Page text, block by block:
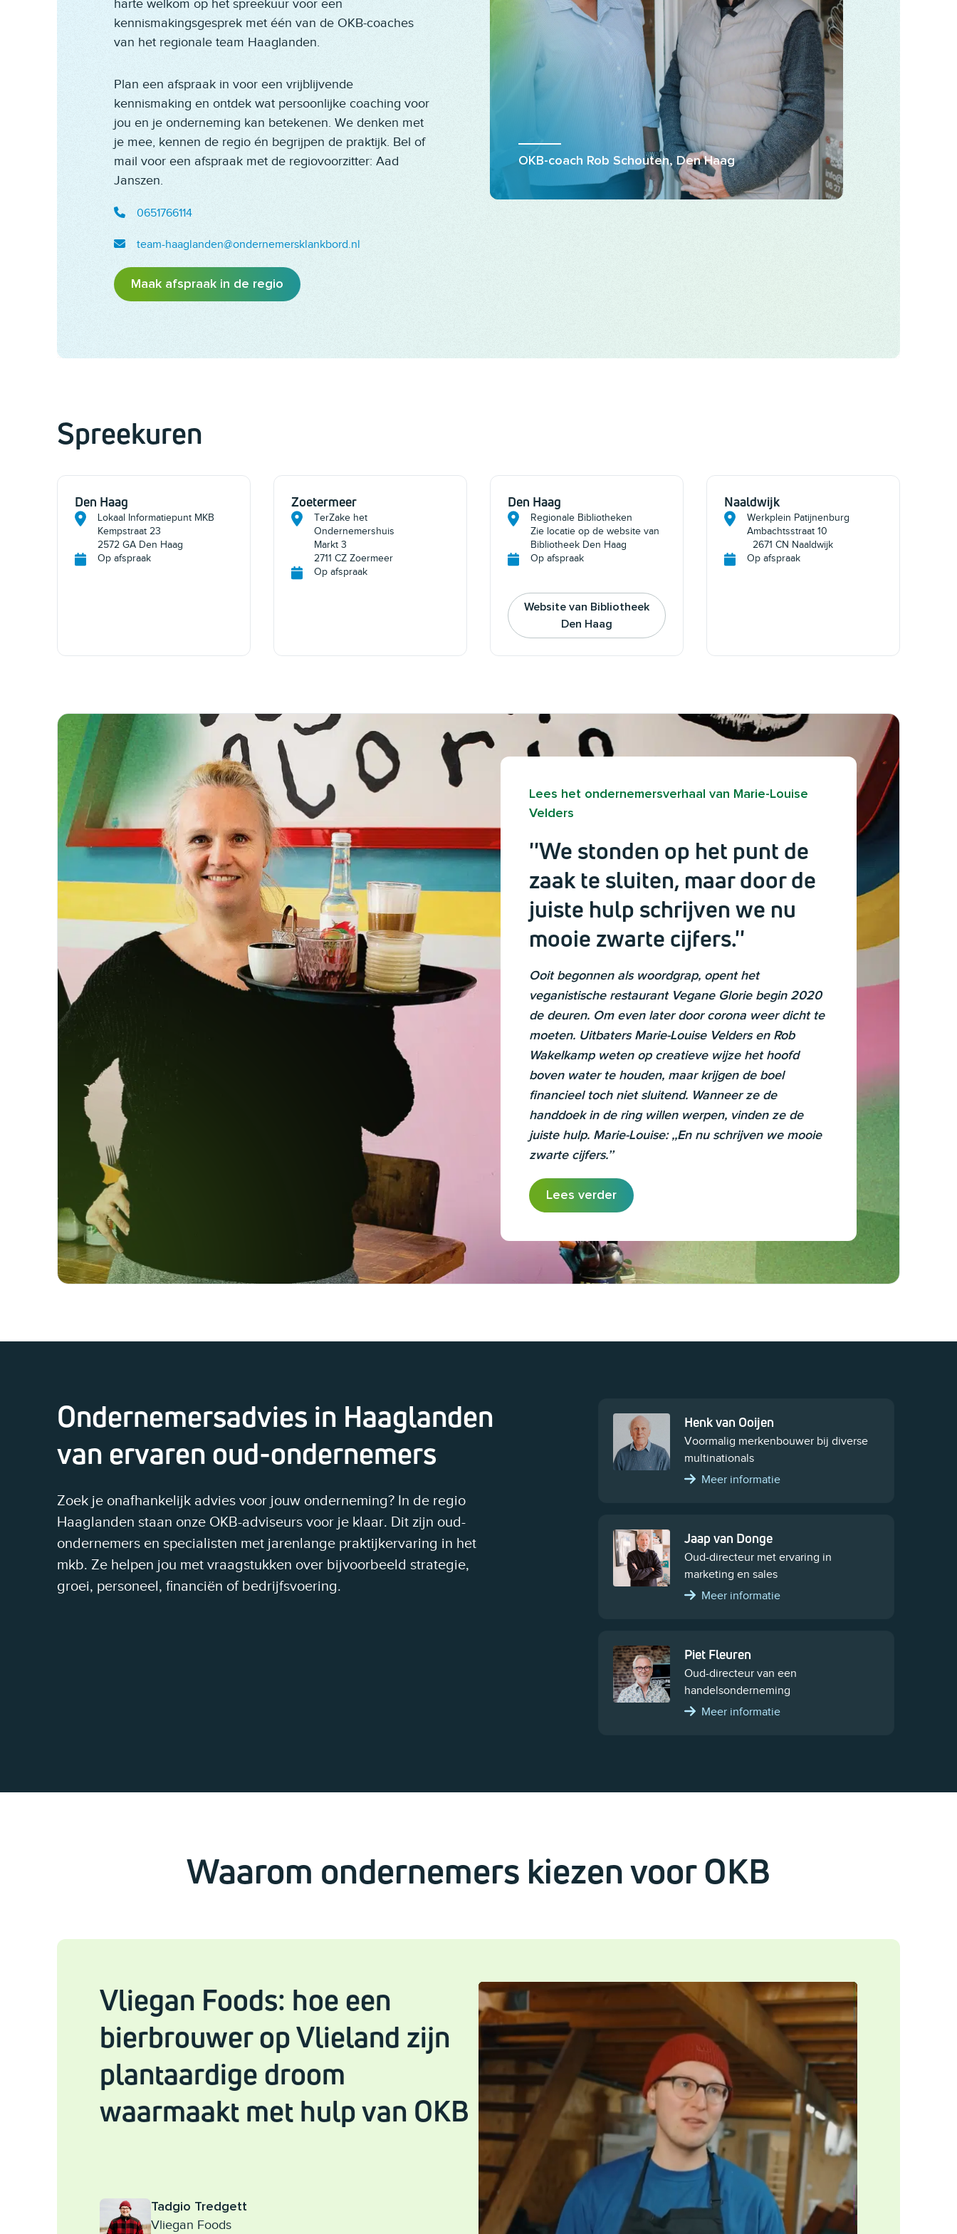
harte welkom op het spreekuur voor een
kennismakingsgesprek met één van de OKB-coaches
van het regionale team Haaglanden.
Plan een afspraak in voor een vrijblijvende
kennismaking en ontdek wat persoonlijke coaching voor
jou en je onderneming kan betekenen. We denken met
je mee, kennen de regio én begrijpen de praktijk. Bel of
mail voor een afspraak met de regiovoorzitter: Aad
Janszen.
0651766114
team-haaglanden@ondernemersklankbord.nl
Maak afspraak in de regio
OKB-coach Rob Schouten, Den Haag
Spreekuren
Den Haag
Lokaal Informatiepunt MKB
Kempstraat 23
2572 GA Den Haag
Op afspraak
Zoetermeer
TerZake het
Ondernemershuis
Markt 3
2711 CZ Zoermeer
Op afspraak
Den Haag
Regionale Bibliotheken
Zie locatie op de website van
Bibliotheek Den Haag
Op afspraak
Website van Bibliotheek
Den Haag
Naaldwijk
Werkplein Patijnenburg
Ambachtsstraat 10
2671 CN Naaldwijk
Op afspraak
Lees het ondernemersverhaal van Marie-Louise
Velders
''We stonden op het punt de
zaak te sluiten, maar door de
juiste hulp schrijven we nu
mooie zwarte cijfers.''
Ooit begonnen als woordgrap, opent het
veganistische restaurant Vegane Glorie begin 2020
de deuren. Om even later door corona weer dicht te
moeten. Uitbaters Marie-Louise Velders en Rob
Wakelkamp weten op creatieve wijze het hoofd
boven water te houden, maar krijgen de boel
financieel toch niet sluitend. Wanneer ze de
handdoek in de ring willen werpen, vinden ze de
juiste hulp. Marie-Louise: ,,En nu schrijven we mooie
zwarte cijfers.’’
Lees verder
Ondernemersadvies in Haaglanden
van ervaren oud-ondernemers
Zoek je onafhankelijk advies voor jouw onderneming? In de regio
Haaglanden staan onze OKB-adviseurs voor je klaar. Dit zijn oud-
ondernemers en specialisten met jarenlange praktijkervaring in het
mkb. Ze helpen jou met vraagstukken over bijvoorbeeld strategie,
groei, personeel, financiën of bedrijfsvoering.
Henk van Ooijen
Voormalig merkenbouwer bij diverse
multinationals
Meer informatie
Jaap van Donge
Oud-directeur met ervaring in
marketing en sales
Meer informatie
Piet Fleuren
Oud-directeur van een
handelsonderneming
Meer informatie
Waarom ondernemers kiezen voor OKB
Vliegan Foods: hoe een
bierbrouwer op Vlieland zijn
plantaardige droom
waarmaakt met hulp van OKB
Tadgio Tredgett
Vliegan Foods